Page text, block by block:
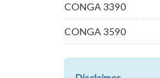
CONGA 3390
CONGA 3590